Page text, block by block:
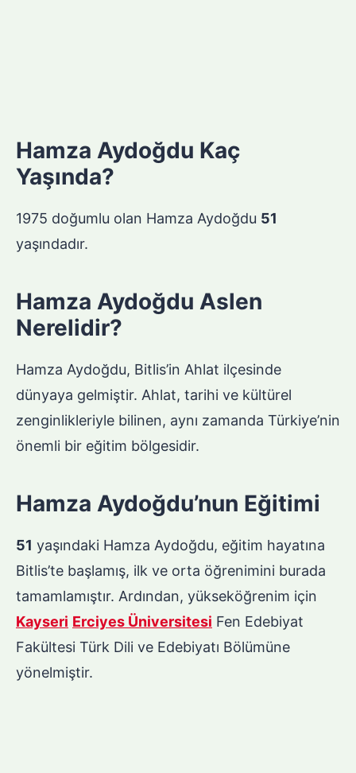
Hamza Aydoğdu Kaç
Yaşında?
1975 doğumlu olan Hamza Aydoğdu 51
yaşındadır.
Hamza Aydoğdu Aslen
Nerelidir?
Hamza Aydoğdu, Bitlis’in Ahlat ilçesinde
dünyaya gelmiştir. Ahlat, tarihi ve kültürel
zenginlikleriyle bilinen, aynı zamanda Türkiye’nin
önemli bir eğitim bölgesidir.
Hamza Aydoğdu’nun Eğitimi
51 yaşındaki Hamza Aydoğdu, eğitim hayatına
Bitlis’te başlamış, ilk ve orta öğrenimini burada
tamamlamıştır. Ardından, yükseköğrenim için
Kayseri Erciyes Üniversitesi Fen Edebiyat
Fakültesi Türk Dili ve Edebiyatı Bölümüne
yönelmiştir.